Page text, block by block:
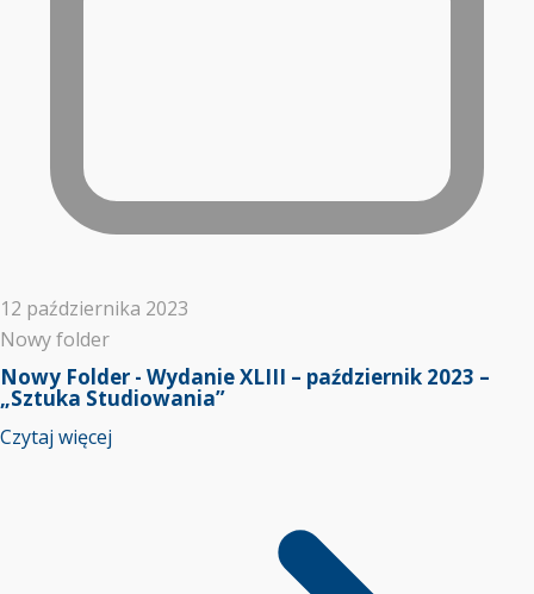
12 października 2023
Nowy folder
Nowy Folder - Wydanie XLIII – październik 2023 –
„Sztuka Studiowania”
Czytaj więcej